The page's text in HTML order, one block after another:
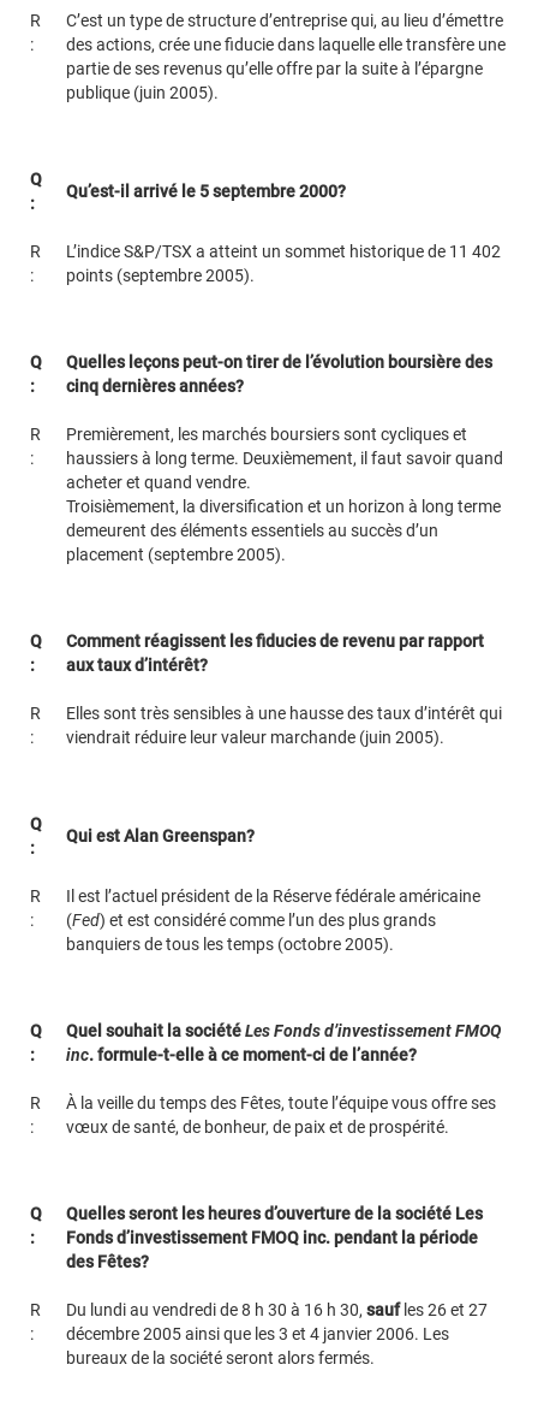
R
:
C’est un type de structure d’entreprise qui, au lieu d’émettre
des actions, crée une fiducie dans laquelle elle transfère une
partie de ses revenus qu’elle offre par la suite à l’épargne
publique (juin 2005).
Q
:
Qu’est-il arrivé le 5 septembre 2000?
R
:
L’indice S&P/TSX a atteint un sommet historique de 11 402
points (septembre 2005).
Q
:
Quelles leçons peut-on tirer de l’évolution boursière des
cinq dernières années?
R
:
Premièrement, les marchés boursiers sont cycliques et
haussiers à long terme. Deuxièmement, il faut savoir quand
acheter et quand vendre.
Troisièmement, la diversification et un horizon à long terme
demeurent des éléments essentiels au succès d’un
placement (septembre 2005).
Q
:
Comment réagissent les fiducies de revenu par rapport
aux taux d’intérêt?
R
:
Elles sont très sensibles à une hausse des taux d’intérêt qui
viendrait réduire leur valeur marchande (juin 2005).
Q
:
Qui est Alan Greenspan?
R
:
Il est l’actuel président de la Réserve fédérale américaine
(Fed) et est considéré comme l’un des plus grands
banquiers de tous les temps (octobre 2005).
Q
:
Quel souhait la sociétéLes Fonds d’investissement FMOQ
inc. formule-t-elle à ce moment-ci de l’année?
R
:
À la veille du temps des Fêtes, toute l’équipe vous offre ses
vœux de santé, de bonheur, de paix et de prospérité.
Q
:
Quelles seront les heures d’ouverture de la société Les
Fonds d’investissement FMOQ inc. pendant la période
des Fêtes?
R
:
Du lundi au vendredi de 8 h 30 à 16 h 30, saufles 26 et 27
décembre 2005 ainsi que les 3 et 4 janvier 2006. Les
bureaux de la société seront alors fermés.